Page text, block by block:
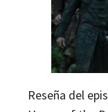
Reseña del